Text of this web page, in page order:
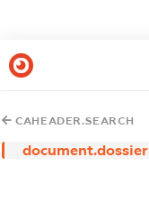
CAHEADER.SEARCH
document.dossier